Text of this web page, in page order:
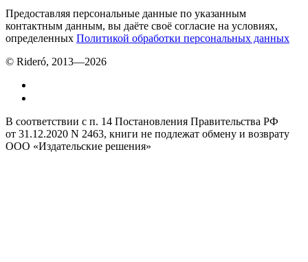
Предоставляя персональные данные по указанным
контактным данным, вы даёте своё согласие на условиях,
определенных Политикой обработки персональных данных
© Rideró, 2013—2026
В соответствии с п. 14 Постановления Правительства РФ
от 31.12.2020 N 2463, книги не подлежат обмену и возврату
ООО «Издательские решения»